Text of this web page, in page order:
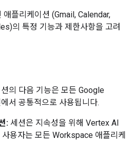
애플리케이션 (Gmail, Calendar,
의 특정 기능과 제한사항을 고려
의 다음 기능은 모든 Google
서 공통적으로 사용됩니다.
: 세션은 지속성을 위해 Vertex AI
용자는 모든 Workspace 애플리케